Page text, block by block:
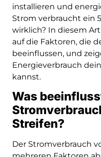
installieren und
Strom verbraucht ein
wirklich? In diesem
auf die Faktoren, die
beeinflussen, und
Energieverbrauch
kannst.
Was
Streifen?
Der Stromverbrauch